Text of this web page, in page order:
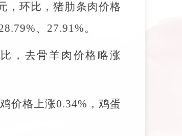
，环比，猪肋条肉价格
、27.91%。
，去骨羊肉价格略涨
价格上涨0.34%，鸡蛋